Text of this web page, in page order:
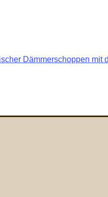
Dämmerschoppen mit